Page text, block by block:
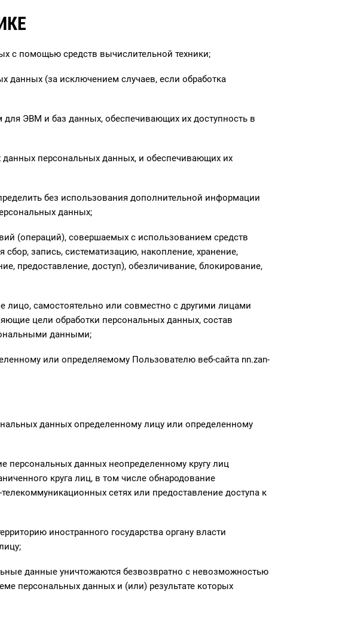
с помощью средств вычислительной техники;
данных (за исключением случаев, если обработка
ЭВМ и баз данных, обеспечивающих их доступность в
персональных данных, и обеспечивающих их
без использования дополнительной информации
данных;
(операций), совершаемых с использованием средств
запись, систематизацию, накопление, хранение,
предоставление, доступ), обезличивание, блокирование,
лицо, самостоятельно или совместно с другими лицами
цели обработки персональных данных, состав
данными;
или определяемому Пользователю веб-сайта nn.zan-
данных определенному лицу или определенному
персональных данных неопределенному кругу лиц
круга лиц, в том числе обнародование
сетях или предоставление доступа к
иностранного государства органу власти
данные уничтожаются безвозвратно с невозможностью
персональных данных и (или) результате которых